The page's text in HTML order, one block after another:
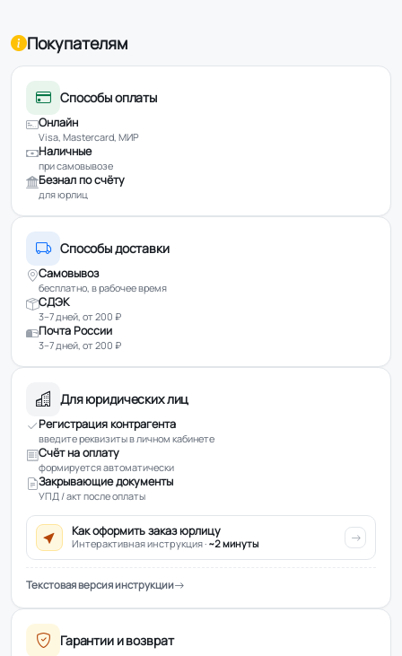
Покупателям
Способы оплаты
Онлайн
Visa, Mastercard, МИР
Наличные
при самовывозе
Безнал по счёту
для юрлиц
Способы доставки
Самовывоз
бесплатно, в рабочее время
СДЭК
3–7 дней, от 200 ₽
Почта России
3–7 дней, от 200 ₽
Для юридических лиц
Регистрация контрагента
введите реквизиты в личном кабинете
Счёт на оплату
формируется автоматически
Закрывающие документы
УПД / акт после оплаты
Как оформить заказ юрлицу
Интерактивная инструкция · ~2 минуты
Текстовая версия инструкции
Гарантии и возврат